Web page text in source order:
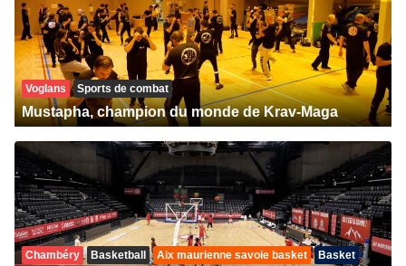
Voglans Sports de combat
Mustapha, champion du monde de Krav-Maga
Chambéry Basketball Aix maurienne savoie basket Basket